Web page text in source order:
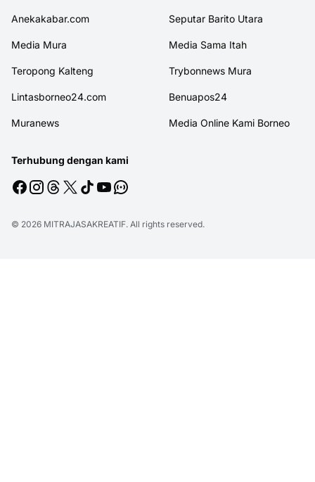
Anekakabar.com Seputar Barito Utara
Media Mura Media Sama Itah
Teropong Kalteng Trybonnews Mura
Lintasborneo24.com Benuapos24
Muranews Media Online Kami Borneo
Terhubung dengan kami
© 2026 MITRAJASAKREATIF. All rights reserved.